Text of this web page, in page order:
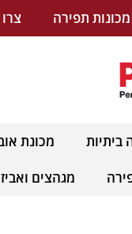
מכונות תפירה
ביתיות מכונת
מגהצים